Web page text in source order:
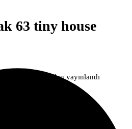
63 tiny house
tarafından yayınlandı